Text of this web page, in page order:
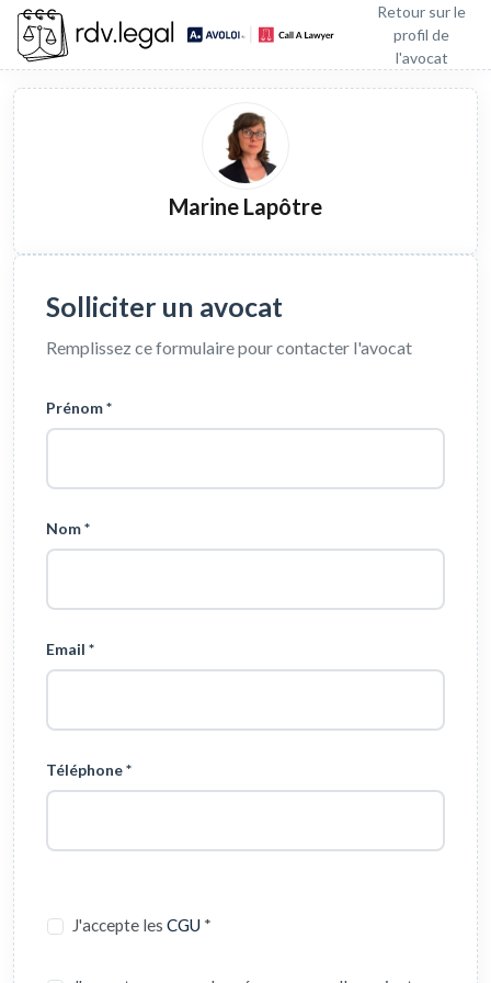
Retour sur le
profil de
l'avocat
Solliciter un avocat
Remplissez ce formulaire pour contacter l'avocat
Prénom *
Nom *
Email *
Téléphone *
J'accepte les CGU *
Marine Lapôtre